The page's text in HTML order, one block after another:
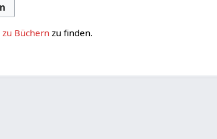
Büchern zu finden.